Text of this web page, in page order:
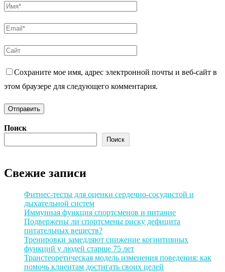
Сохраните мое имя, адрес электронной почты и веб-сайт в
этом браузере для следующего комментария.
Поиск
Поиск
Свежие записи
Фитнес-тесты для оценки сердечно-сосудистой и
дыхательной систем
Иммунная функция спортсменов и питание
Подвержены ли спортсмены риску дефицита
питательных веществ?
Тренировки замедляют снижение когнитивных
функций у людей старше 75 лет
Транстеоретическая модель изменения поведения: как
помочь клиентам достигать своих целей